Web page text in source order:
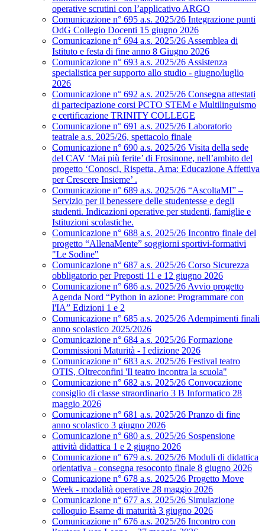
operative scrutini con l’applicativo ARGO
Comunicazione n° 695 a.s. 2025/26 Integrazione punti
OdG Collegio Docenti 15 giugno 2026
Comunicazione n° 694 a.s. 2025/26 Assemblea di
Istituto e festa di fine anno 8 Giugno 2026
Comunicazione n° 693 a.s. 2025/26 Assistenza
specialistica per supporto allo studio - giugno/luglio
2026
Comunicazione n° 692 a.s. 2025/26 Consegna attestati
di partecipazione corsi PCTO STEM e Multilinguismo
e certificazione TRINITY COLLEGE
Comunicazione n° 691 a.s. 2025/26 Laboratorio
teatrale a.s. 2025/26, spettacolo finale
Comunicazione n° 690 a.s. 2025/26 Visita della sede
del CAV ‘Mai più ferite’ di Frosinone, nell’ambito del
progetto ‘Conosci, Rispetta, Ama: Educazione Affettiva
per Crescere Insieme’ .
Comunicazione n° 689 a.s. 2025/26 “AscoltaMI” –
Servizio per il benessere delle studentesse e degli
studenti. Indicazioni operative per studenti, famiglie e
Istituzioni scolastiche.
Comunicazione n° 688 a.s. 2025/26 Incontro finale del
progetto “AllenaMente” soggiorni sportivi‑formativi
"Le Sodine"
Comunicazione n° 687 a.s. 2025/26 Corso Sicurezza
obbligatorio per Preposti 11 e 12 giugno 2026
Comunicazione n° 686 a.s. 2025/26 Avvio progetto
Agenda Nord “Python in azione: Programmare con
l'IA” Edizioni 1 e 2
Comunicazione n° 685 a.s. 2025/26 Adempimenti finali
anno scolastico 2025/2026
Comunicazione n° 684 a.s. 2025/26 Formazione
Commissioni Maturità - I edizione 2026
Comunicazione n° 683 a.s. 2025/26 Festival teatro
OTIS, Oltreconfini 'Il teatro incontra la scuola"
Comunicazione n° 682 a.s. 2025/26 Convocazione
consiglio di classe straordinario 3 B Informatico 28
maggio 2026
Comunicazione n° 681 a.s. 2025/26 Pranzo di fine
anno scolastico 3 giugno 2026
Comunicazione n° 680 a.s. 2025/26 Sospensione
attività didattica 1 e 2 giugno 2026
Comunicazione n° 679 a.s. 2025/26 Moduli di didattica
orientativa - consegna resoconto finale 8 giugno 2026
Comunicazione n° 678 a.s. 2025/26 Progetto Move
Week - modalità operative 28 maggio 2026
Comunicazione n° 677 a.s. 2025/26 Simulazione
colloquio Esame di maturità 3 giugno 2026
Comunicazione n° 676 a.s. 2025/26 Incontro con